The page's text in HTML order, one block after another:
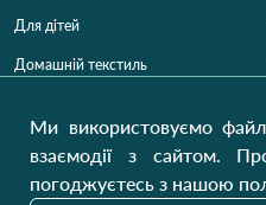
Для дітей
Домашній текстиль
Наші оновлення
Ми використовуємо
взаємодії з сайтом.
погоджуєтесь з нашою